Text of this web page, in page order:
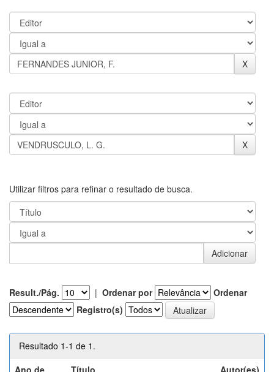
Utilizar filtros para refinar o resultado de busca.
Result./Pág. | Ordenar por
Ordenar
Registro(s)
Resultado 1-1 de 1.
Ano de
Título Autor(es)